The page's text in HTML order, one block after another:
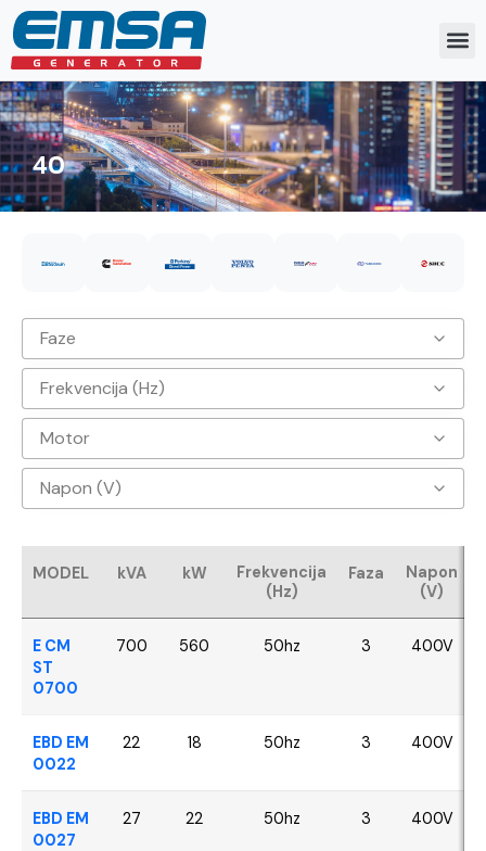
40
Faze
3
Frekvencija (Hz)
50hz
Motor
Baudouin
CUMMINS
Perkins
VOLVO
YANGDONG
Napon (V)
400V
MODEL kVA kW
Frekvencija
(Hz)
Faza
Napon
(V)
E CM
ST
0700
700 560 50hz 3 400V
EBD EM
0022
22 18 50hz 3 400V
EBD EM
0027
27 22 50hz 3 400V